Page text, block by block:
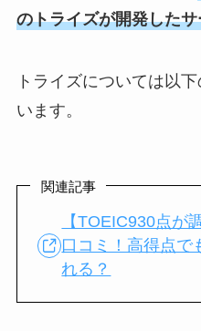
のトライズが開発した
トライズについては以
います。
関連記事
【TOEIC930点が
口コミ！高得点で
れる？